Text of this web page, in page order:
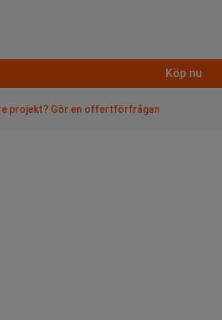
Köp nu
projekt? Gör en offertförfrågan